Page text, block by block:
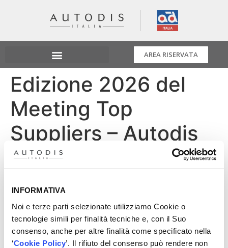
INFORMATIVA
Noi e terze parti selezionate utilizziamo Cookie o
tecnologie simili per finalità tecniche e, con il Suo
consenso, anche per altre finalità come specificato nella
‘Cookie Policy’. Il rifiuto del consenso può rendere non
AREA RISERVATA
Edizione 2026 del
Meeting Top
Suppliers – Autodis
Italia
Meeting Top Suppliers, un appuntamento ormai
consolidato che dal 2018 riunisce ogni anno i principali
attori della filiera dell’aftermarket.